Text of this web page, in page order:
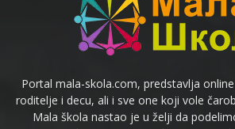
Portal mala-skola.com, predstavlja
roditelje i decu, ali i sve one koji vole
Mala škola nastao je u želji da